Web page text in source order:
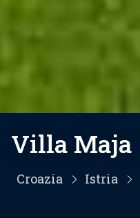
Villa Maja
Croazia Istria